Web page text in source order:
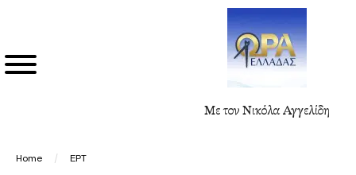
Με τον Νικόλα Αγγελίδη
Home / ΕΡΤ